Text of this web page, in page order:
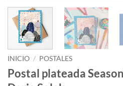
INICIO / POSTALES
Postal plateada